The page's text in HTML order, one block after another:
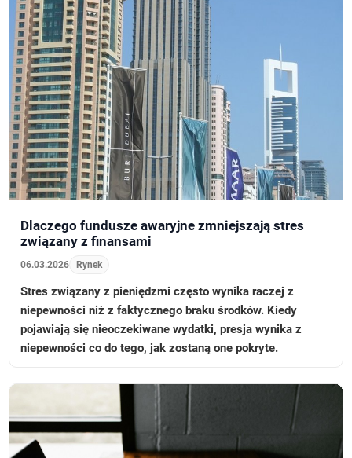
Dlaczego fundusze awaryjne zmniejszają stres
związany z finansami
06.03.2026 Rynek
Stres związany z pieniędzmi często wynika raczej z
niepewności niż z faktycznego braku środków. Kiedy
pojawiają się nieoczekiwane wydatki, presja wynika z
niepewności co do tego, jak zostaną one pokryte.